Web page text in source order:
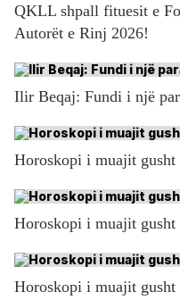
QKLL shpall fituesit e
Autorët e Rinj 2026!
Ilir Beqaj: Fundi i një
Horoskopi i muajit gusht
Horoskopi i muajit
Horoskopi i muajit